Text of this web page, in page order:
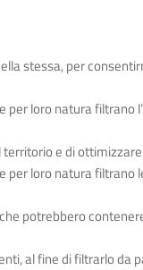
stessa, per
loro natura filtrano
e di
loro natura
potrebbero
al fine di filtrarlo